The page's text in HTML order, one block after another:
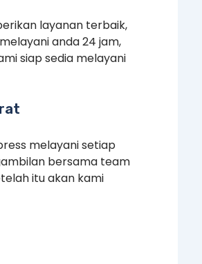
layanan terbaik,
anda 24 jam,
siap sedia melayani
melayani setiap
bersama team
itu akan kami